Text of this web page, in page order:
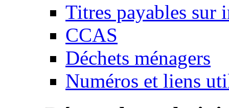
Titres payables sur
CCAS
Déchets ménagers
Numéros et liens